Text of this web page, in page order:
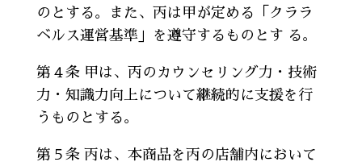
のとする。また、丙は甲が定める「クララ
ベルス運営基準」を遵守するものとす る。
第４条 甲は、丙のカウンセリング力・技術
力・知識力向上について継続的に支援を行
うものとする。
第５条 丙は、本商品を丙の店舗内において